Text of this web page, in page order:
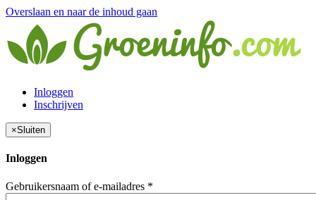
Overslaan en naar de inhoud gaan
Inloggen
Inschrijven
×Sluiten
Inloggen
Gebruikersnaam of e-mailadres *